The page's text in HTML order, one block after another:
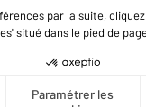
Données personnelles
Gestionnaire des cookies